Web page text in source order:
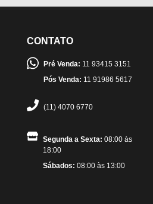
CONTATO
Pré Venda: 11 93415 3151
Pós Venda: 11 91986 5617
(11) 4070 6770
Segunda a Sexta: 08:00 às
18:00
Sábados: 08:00 às 13:00